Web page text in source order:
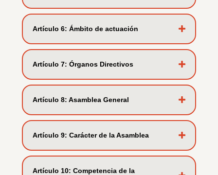
Artí­culo 6: Ámbito de actuación
Artí­culo 7: Órganos Directivos
Artí­culo 8: Asamblea General
Artí­culo 9: Carácter de la Asamblea
Artí­culo 10: Competencia de la